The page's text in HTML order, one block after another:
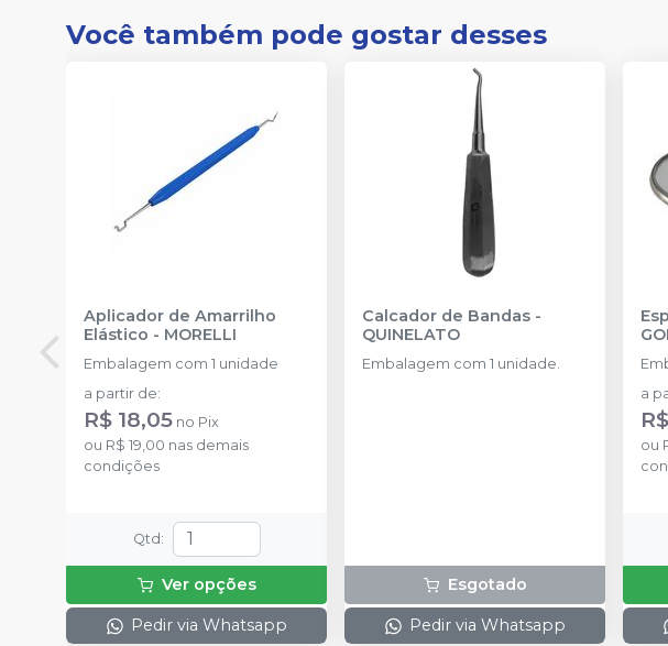
Você também pode gostar desses
Aplicador de Amarrilho
Elástico - MORELLI
Embalagem com 1 unidade
a partir de:
R$ 18,05 no Pix
ou R$ 19,00 nas demais
condições
Qtd :
Ver opções
Pedir via Whatsapp
Calcador de Bandas -
QUINELATO
Embalagem com 1 unidade.
Esgotado
Pedir via Whatsapp
a
ou